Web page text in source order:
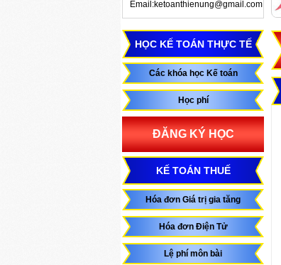
Email:ketoanthienung@gmail.com
HỌC KẾ TOÁN THỰC TẾ
Các khóa học Kế toán
Học phí
ĐĂNG KÝ HỌC
KẾ TOÁN THUẾ
Hóa đơn Giá trị gia tăng
Hóa đơn Điện Tử
Lệ phí môn bài